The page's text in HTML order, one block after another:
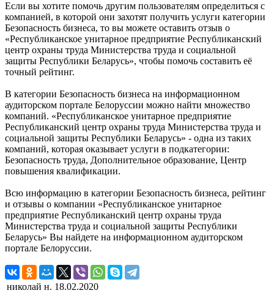
Если вы хотите помочь другим пользователям определиться с
компанией, в которой они захотят получить услуги категории
Безопасность бизнеса, то вы можете оставить отзыв о
«Республиканское унитарное предприятие Республиканский
центр охраны труда Министерства труда и социальной
защиты Республики Беларусь», чтобы помочь составить её
точный рейтинг.
В категории Безопасность бизнеса на информационном
аудиторском портале Белоруссии можно найти множество
компаний. «Республиканское унитарное предприятие
Республиканский центр охраны труда Министерства труда и
социальной защиты Республики Беларусь» - одна из таких
компаний, которая оказывает услуги в подкатегории:
Безопасность труда, Дополнительное образование, Центр
повышения квалификации.
Всю информацию в категории Безопасность бизнеса, рейтинг
и отзывы о компании «Республиканское унитарное
предприятие Республиканский центр охраны труда
Министерства труда и социальной защиты Республики
Беларусь» Вы найдете на информационном аудиторском
портале Белоруссии.
николай н. 18.02.2020